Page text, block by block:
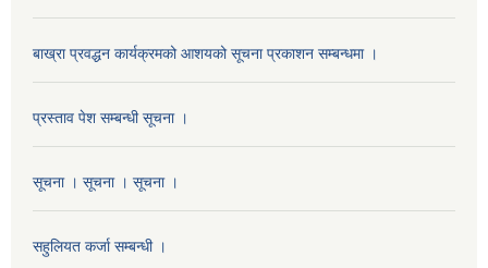
बाख्रा प्रवद्धन कार्यक्रमको आशयको सूचना प्रकाशन सम्बन्धमा ।
प्रस्ताव पेश सम्बन्धी सूचना ।
सूचना । सूचना । सूचना ।
सहुलियत कर्जा सम्बन्धी ।